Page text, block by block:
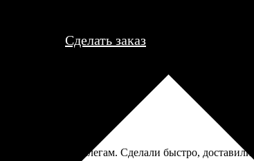
Сделать заказ
сувенир коллегам. Сделали быстро,